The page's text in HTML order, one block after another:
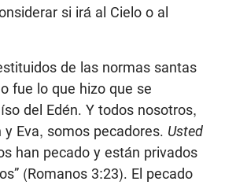
si irá al Cielo o al
de las normas santas
fue lo que hizo que se
del Edén. Y todos nosotros,
Eva, somos pecadores. Usted
han pecado y están privados
(Romanos 3:23). El pecado